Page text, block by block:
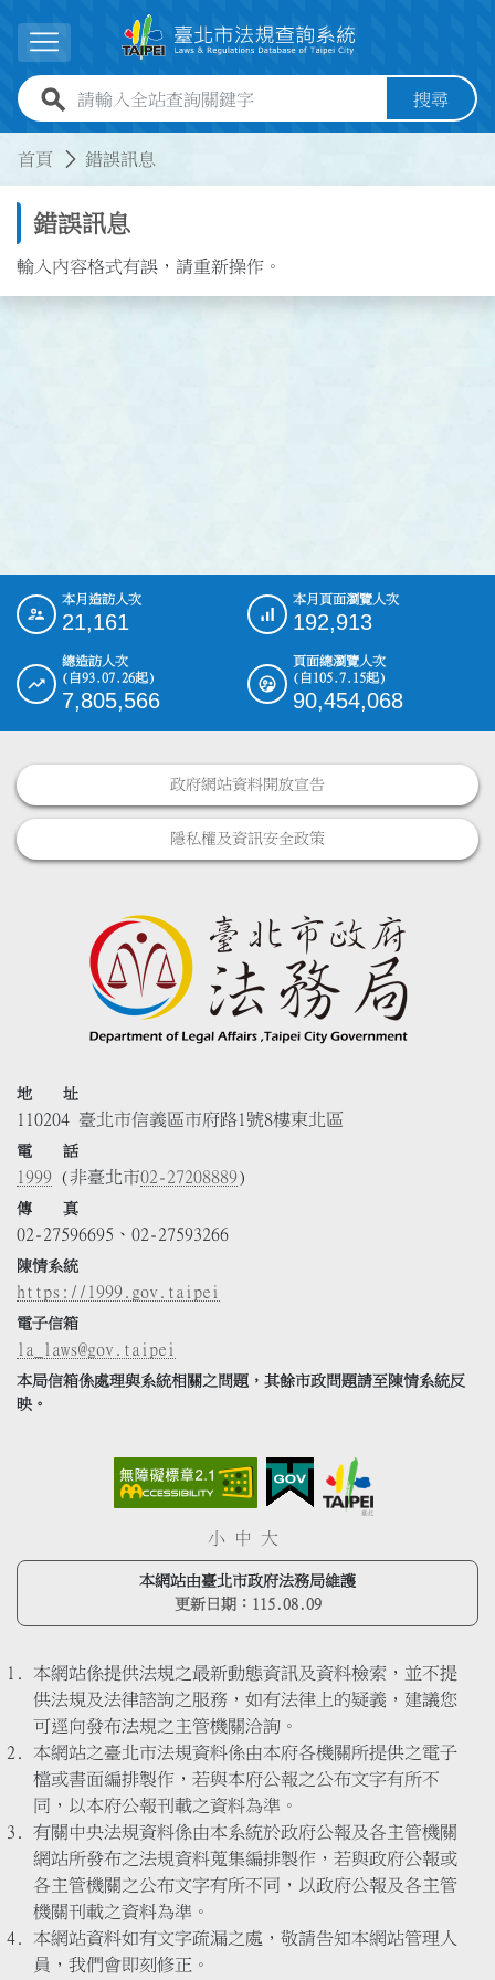
展開選單
全站查詢關鍵字欄位 搜尋
首頁 錯誤訊息
錯誤訊息
輸入內容格式有誤，請重新操作。
::: 本月造訪人次
21,161
本月頁面瀏覽人次
192,913
總造訪人次
(自93.07.26起)
7,805,566
頁面總瀏覽人次
(自105.7.15起)
90,454,068
政府網站資料開放宣告
隱私權及資訊安全政策
地 址
110204 臺北市信義區市府路1號8樓東北區
電 話
1999 (非臺北市02-27208889)
傳 真
02-27596695、02-27593266
陳情系統
https://1999.gov.taipei
電子信箱
la_laws@gov.taipei
本局信箱係處理與系統相關之問題，其餘市政問題請至陳情系統反
映。
小 中 大
本網站由臺北市政府法務局維護
更新日期： 115.08.09
本網站係提供法規之最新動態資訊及資料檢索，並不提
供法規及法律諮詢之服務，如有法律上的疑義，建議您
可逕向發布法規之主管機關洽詢。
本網站之臺北市法規資料係由本府各機關所提供之電子
檔或書面編排製作，若與本府公報之公布文字有所不
同，以本府公報刊載之資料為準。
有關中央法規資料係由本系統於政府公報及各主管機關
網站所發布之法規資料蒐集編排製作，若與政府公報或
各主管機關之公布文字有所不同，以政府公報及各主管
機關刊載之資料為準。
本網站資料如有文字疏漏之處，敬請告知本網站管理人
員，我們會即刻修正。